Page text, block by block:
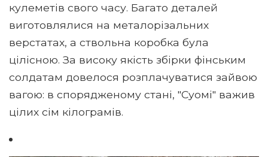
кулеметів свого часу. Багато деталей
виготовлялися на металорізальних
верстатах, а ствольна коробка була
цілісною. За високу якість збірки фінським
солдатам довелося розплачуватися зайвою
вагою: в спорядженому стані, "Суомі" важив
цілих сім кілограмів.